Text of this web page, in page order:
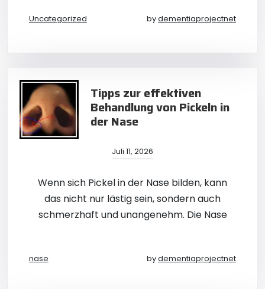
Uncategorized bydementiaprojectnet
Tipps zur effektiven
Behandlung von Pickeln in
der Nase
Juli 11, 2026
Wenn sich Pickel in der Nase bilden, kann
das nicht nur lästig sein, sondern auch
schmerzhaft und unangenehm. Die Nase
nase bydementiaprojectnet